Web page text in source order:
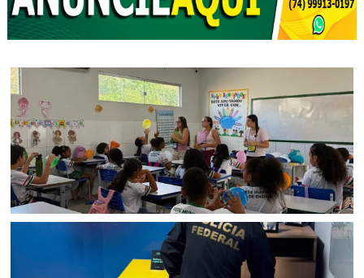
Estudantes de escola particular de Salvador realizam
missão solidária que beneficia mais de 3 mil estudantes